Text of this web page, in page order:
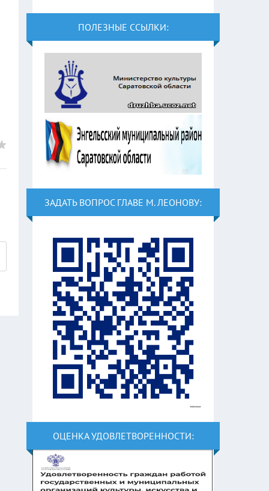
ПОЛЕЗНЫЕ ССЫЛКИ:
ЗАДАТЬ ВОПРОС ГЛАВЕ М. ЛЕОНОВУ:
ОЦЕНКА УДОВЛЕТВОРЕННОСТИ: